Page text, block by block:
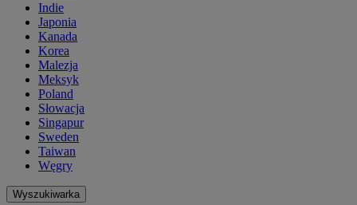
Indie
Japonia
Kanada
Korea
Malezja
Meksyk
Poland
Słowacja
Singapur
Sweden
Taiwan
Węgry
Wyszukiwarka